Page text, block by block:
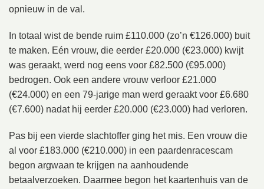
opnieuw in de val.
In totaal wist de bende ruim £110.000 (zo’n €126.000) buit
te maken. Eén vrouw, die eerder £20.000 (€23.000) kwijt
was geraakt, werd nog eens voor £82.500 (€95.000)
bedrogen. Ook een andere vrouw verloor £21.000
(€24.000) en een 79-jarige man werd geraakt voor £6.680
(€7.600) nadat hij eerder £20.000 (€23.000) had verloren.
Pas bij een vierde slachtoffer ging het mis. Een vrouw die
al voor £183.000 (€210.000) in een paardenracescam
begon argwaan te krijgen na aanhoudende
betaalverzoeken. Daarmee begon het kaartenhuis van de